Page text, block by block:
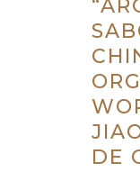
DE